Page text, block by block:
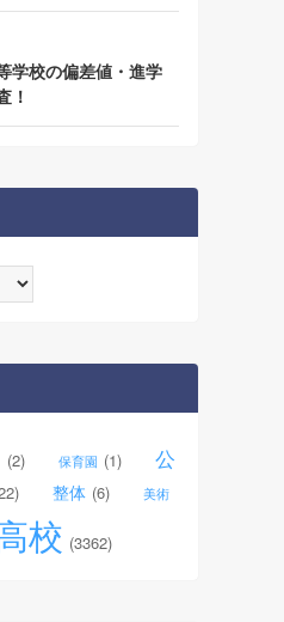
学校の偏差値・進学
！
(2) 保育園 (1)
公
整体 (6) 美術
校 (3362)